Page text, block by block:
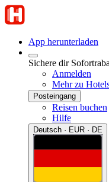
App herunterladen
Sichere dir
Anmelden
Mehr zu
Posteingang
Reisen buchen
Hilfe
Deutsch · EUR · DE